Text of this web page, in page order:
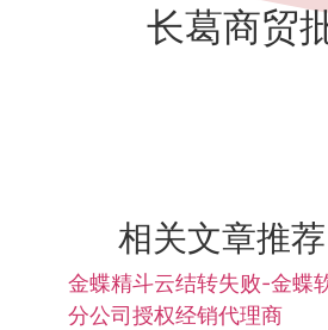
长葛商贸
相关文章推荐
金蝶精斗云结转失败-金蝶
分公司授权经销代理商